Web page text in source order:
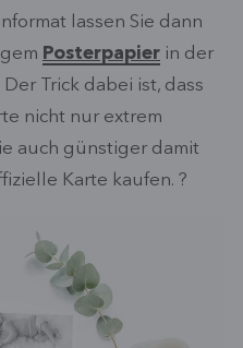
lassen Sie dann
Posterpapier in der
Trick dabei ist, dass
nicht nur extrem
auch günstiger damit
Karte kaufen. ?